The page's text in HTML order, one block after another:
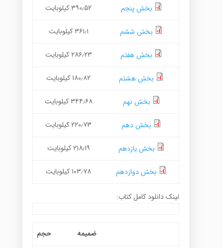
بخش پنجم ۳۹۰٫۵۲ کیلوبایت
بخش ششم ۳۶۱٫۱ کیلوبایت
بخش هفتم ۲۸۶٫۲۳ کیلوبایت
بخش هشتم ۱۸۰٫۸۲ کیلوبایت
بخش نهم ۳۴۴٫۶۸ کیلوبایت
بخش دهم ۲۲۰٫۷۳ کیلوبایت
بخش یازدهم ۲۱۸٫۱۹ کیلوبایت
بخش دوازدهم ۱۰۳٫۷۸ کیلوبایت
لینک دانلود کامل کتاب:
ضمیمه حجم